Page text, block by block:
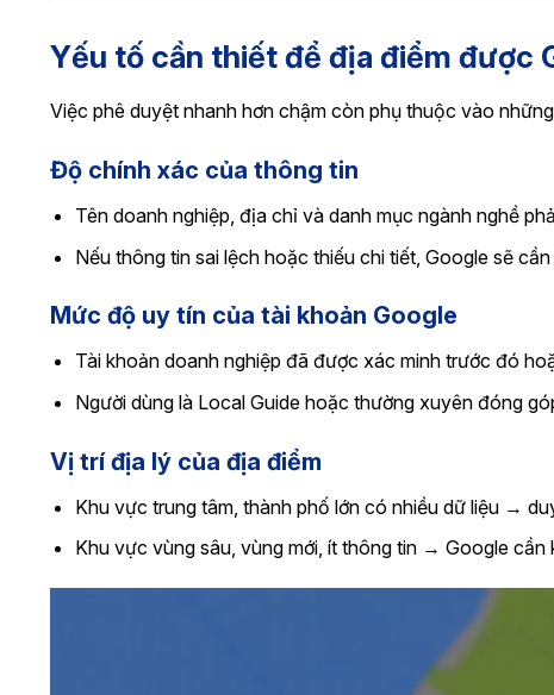
Yếu tố cần thiết để địa điểm được
Việc phê duyệt nhanh hơn chậm còn phụ thuộc vào
Độ chính xác của thông tin
Tên doanh nghiệp, địa chỉ và danh mục ngành nghề
Nếu thông tin sai lệch hoặc thiếu chi tiết, Google sẽ
Mức độ uy tín của tài khoản Google
Tài khoản doanh nghiệp đã được xác minh trước đó
Người dùng là Local Guide hoặc thường xuyên đóng
Vị trí địa lý của địa điểm
Khu vực trung tâm, thành phố lớn có nhiều dữ liệu →
Khu vực vùng sâu, vùng mới, ít thông tin → Google cần